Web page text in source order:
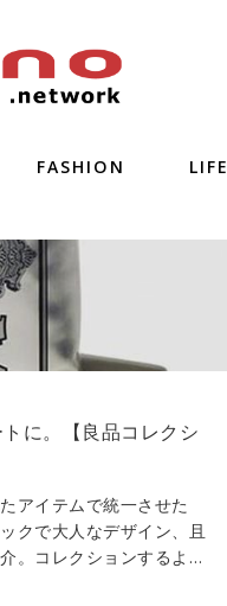
FASHION LIFE
に。【良品コレクシ
アイテムで統一させた
クで大人なデザイン、且
。コレクションするよう